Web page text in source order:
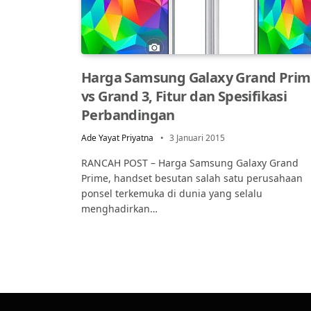
Harga Samsung Galaxy Grand
vs Grand 3, Fitur dan Spesifikasi
Perbandingan
Ade Yayat Priyatna 3 Januari 2015
RANCAH POST – Harga Samsung Galaxy Grand
Prime, handset besutan salah satu perusahaan
ponsel terkemuka di dunia yang selalu
menghadirkan…